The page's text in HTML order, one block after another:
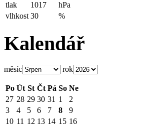
tlak
1017
hPa
vlhkost 30 %
Kalendář
měsíc rok
Po Út St Čt Pá So Ne
27 28 29 30 31 1
2
3
4 5 6 7 8
9
10 11 12 13 14 15 16